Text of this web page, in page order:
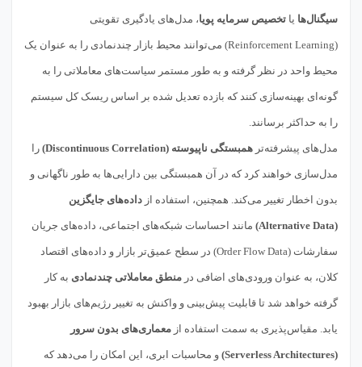
سیگنال‌ها یا تخصیص سرمایه پویا، مدل‌های یادگیری تقویتی
(Reinforcement Learning) می‌توانند محیط بازار چندنمادی را به عنوان یک
محیط واحد در نظر گرفته و به طور مستمر سیاست‌های معاملاتی را به
گونه‌ای بهینه‌سازی کنند که بازده تعدیل شده بر اساس ریسک کل سیستم
را به حداکثر برسانند.
مدل‌های پیشرفته‌تر همبستگی ناپیوسته (Discontinuous Correlation) را
مدل‌سازی خواهند کرد که در آن همبستگی بین دارایی‌ها به طور ناگهانی و
بدون اخطار تغییر می‌کند. همچنین، استفاده از داده‌های جایگزین
(Alternative Data) مانند احساسات شبکه‌های اجتماعی، داده‌های جریان
سفارشات (Order Flow Data) در سطح عمیق‌تر بازار و داده‌های اقتصاد
کلان، به عنوان ورودی‌های اضافی در منطق معاملاتی چندنمادی به کار
گرفته خواهد شد تا قابلیت پیش‌بینی و واکنش به تغییر رژیم‌های بازار بهبود
یابد. مقیاس‌پذیری به سمت استفاده از معماری‌های بدون سرور
(Serverless Architectures) و محاسبات ابری، این امکان را می‌دهد که